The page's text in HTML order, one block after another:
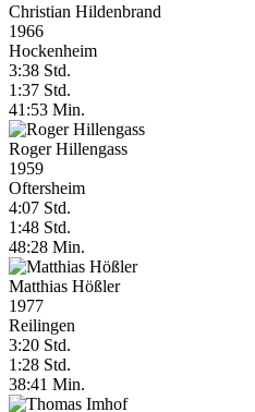
Christian Hildenbrand
1966
Hockenheim
3:38 Std.
1:37 Std.
41:53 Min.
Roger Hillengass
1959
Oftersheim
4:07 Std.
1:48 Std.
48:28 Min.
Matthias Hößler
1977
Reilingen
3:20 Std.
1:28 Std.
38:41 Min.